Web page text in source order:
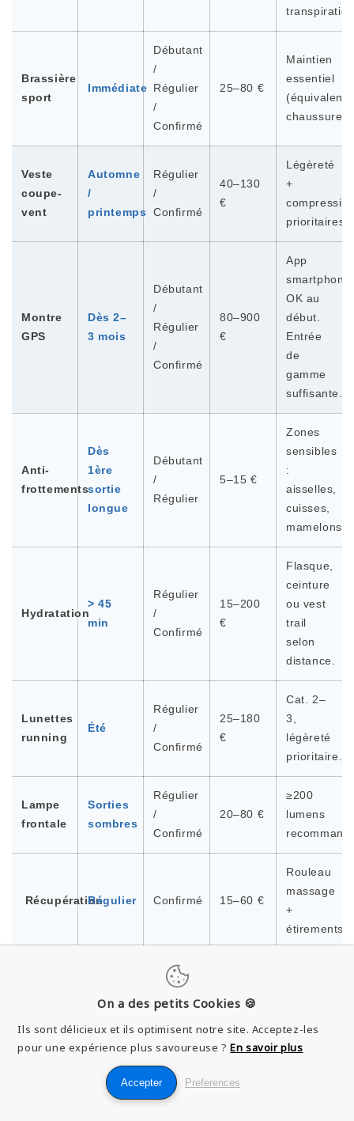
Brassière
sport
Immédiate
Débutant
/
Régulier
/
Confirmé
25–80 €
Maintien
essentiel
(équivalent
Veste
coupe-
vent
Automne
/
printemps
Régulier
/
Confirmé
40–130
€
Légèreté
+
prioritaires.
Montre
GPS
Dès 2–
3 mois
Débutant
/
Régulier
/
Confirmé
80–900
€
App
smartphone
OK au
début.
Entrée
de
gamme
suffisante.
Anti-
frottements
Dès
1ère
sortie
longue
Débutant
/
Régulier
5–15 €
Zones
sensibles
:
aisselles,
cuisses,
mamelons.
Hydratation
> 45
min
Régulier
/
Confirmé
15–200
€
Flasque,
ceinture
ou vest
trail
selon
distance.
Lunettes
running
Été
Régulier
/
Confirmé
25–180
€
Cat. 2–
3,
légèreté
prioritaire.
Lampe
frontale
Sorties
sombres
Régulier
/
Confirmé
20–80 €
≥200
lumens
RécupérationRégulier Confirmé 15–60 €
Rouleau
massage
+
étirements.
On a des petits Cookies 🍪
Ils sont délicieux et ils optimisent notre site. Acceptez-les
pour une expérience plus savoureuse ?En savoir plus
Accepter Preferences